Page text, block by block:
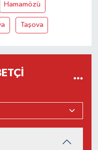
Hamamözü
Taşova